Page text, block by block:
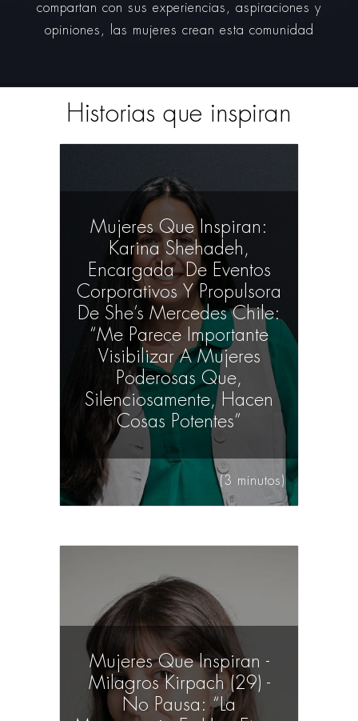
compartan con sus experiencias, aspiraciones y
opiniones, las mujeres crean esta comunidad
Historias que inspiran
Mujeres Que Inspiran:
Karina Shehadeh,
Encargada De Eventos
Corporativos Y Propulsora
De She’s Mercedes Chile:
“Me Parece Importante
Visibilizar A Mujeres
Poderosas Que,
Silenciosamente, Hacen
Cosas Potentes”
(3 minutos)
Mujeres Que Inspiran -
Milagros Kirpach (29) -
No Pausa: “La